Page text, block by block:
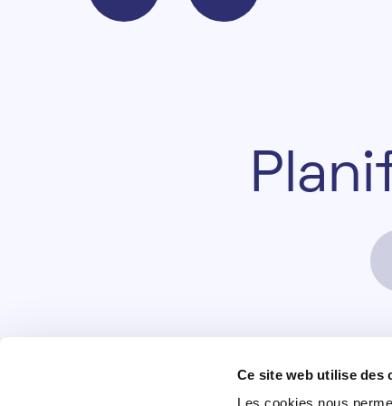
Ce site web utilise des
Plani